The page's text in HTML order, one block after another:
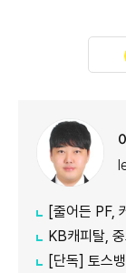
[줄어든 PF, 커진
KB캐피탈,
[단독] 토스뱅크,